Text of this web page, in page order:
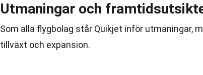
Utmaningar och
Som alla flygbolag står Quikjet inför utmaningar,
tillväxt och expansion.